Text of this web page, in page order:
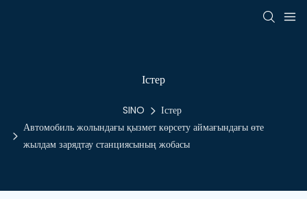
Істер
SINO
Істер
Автомобиль жолындағы қызмет көрсету аймағындағы өте
жылдам зарядтау станциясының жобасы